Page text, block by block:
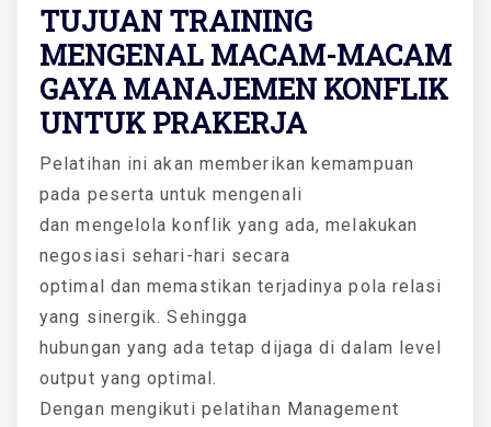
TUJUAN TRAINING
MENGENAL MACAM-MACAM
GAYA MANAJEMEN KONFLIK
UNTUK PRAKERJA
Pelatihan ini akan memberikan kemampuan
pada peserta untuk mengenali
dan mengelola konflik yang ada, melakukan
negosiasi sehari-hari secara
optimal dan memastikan terjadinya pola relasi
yang sinergik. Sehingga
hubungan yang ada tetap dijaga di dalam level
output yang optimal.
Dengan mengikuti pelatihan Management